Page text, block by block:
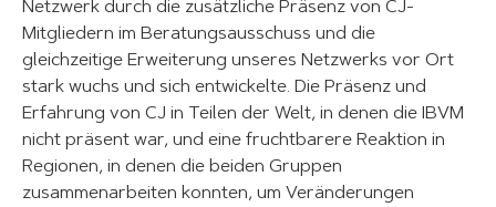
Netzwerk durch die zusätzliche Präsenz von CJ-
Mitgliedern im Beratungsausschuss und die
gleichzeitige Erweiterung unseres Netzwerks vor Ort
stark wuchs und sich entwickelte. Die Präsenz und
Erfahrung von CJ in Teilen der Welt, in denen die IBVM
nicht präsent war, und eine fruchtbarere Reaktion in
Regionen, in denen die beiden Gruppen
zusammenarbeiten konnten, um Veränderungen